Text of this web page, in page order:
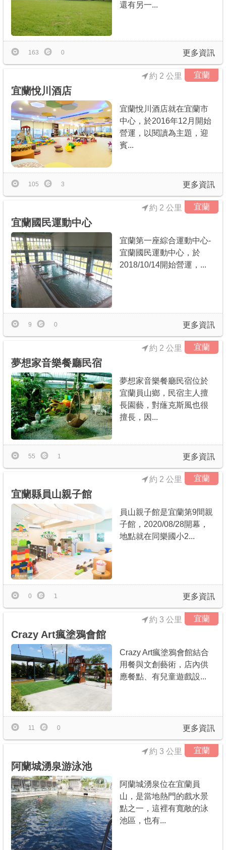
還有另一...
更多資訊
163 0
宜蘭
宜蘭悅川酒店
約 2 公里
宜蘭悅川酒店就在宜蘭市
中心，於2016年12月開始
營運，以閱讀為主題，迎
賓...
更多資訊
105 3
宜蘭
宜蘭國民運動中心
約 2 公里
宜蘭第一座綜合運動中心-
宜蘭國民運動中心，於
2018/10/14開始營運，...
更多資訊
9 0
宜蘭
夢想家音樂餐廳民宿
約 2 公里
夢想家音樂餐廳民宿位於
宜蘭員山鄉，民宿主人擅
長園藝，對蕯克斯風也很
擅長，因...
更多資訊
55 1
宜蘭
宜蘭縣員山親子館
約 2 公里
員山親子館是宜蘭第9間親
子館，2020/08/28開幕，
地點就在同樂國小2...
更多資訊
0 1
宜蘭
Crazy Art瘋塗鴉會館
約 3 公里
Crazy Art瘋塗鴉會館結合
用餐與文創藝術，店內供
應餐點、有兒童遊戲設...
更多資訊
11 0
宜蘭
阿蘭城湧泉游泳池
約 3 公里
阿蘭城湧泉位在宜蘭員
山，是當地熱門的戲水景
點之一，這裡有寬敞的泳
池區，也有...